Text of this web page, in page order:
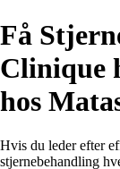
Få
Clinique
hos
Hvis du leder efter
stjernebehandling